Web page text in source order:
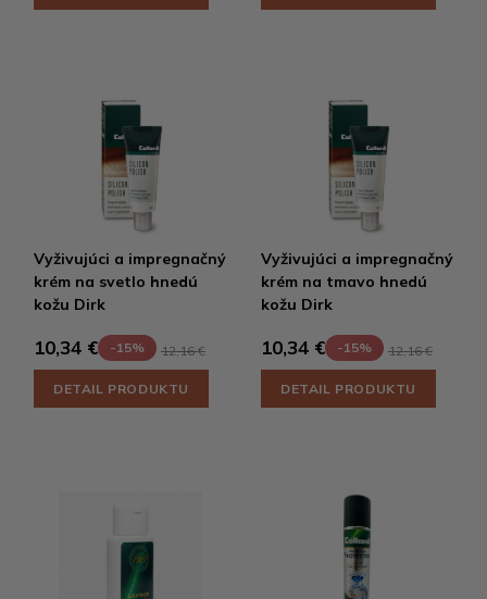
Vyživujúci a impregnačný
krém na svetlo hnedú
kožu Dirk
10,34 € -15% 12,16 €
DETAIL PRODUKTU
Vyživujúci a impregnačný
krém na tmavo hnedú
kožu Dirk
10,34 € -15% 12,16 €
DETAIL PRODUKTU